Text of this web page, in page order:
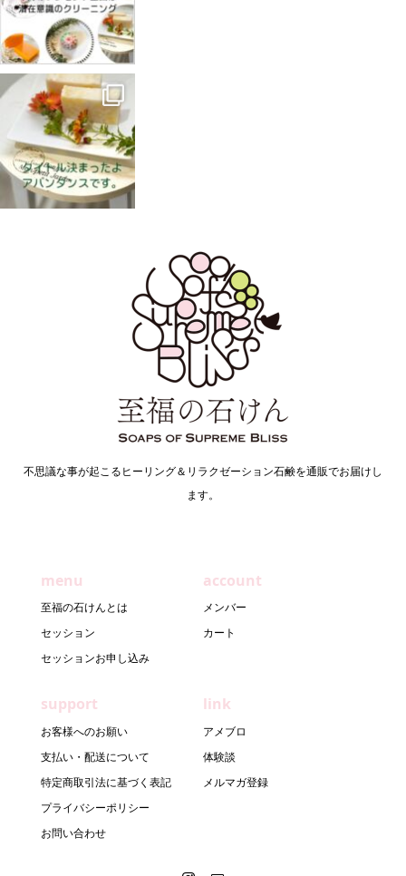
不思議な事が起こるヒーリング＆リラクゼーション石鹸を通販でお届けし
ます。
menu
至福の石けんとは
セッション
セッションお申し込み
account
メンバー
カート
support
お客様へのお願い
支払い・配送について
特定商取引法に基づく表記
プライバシーポリシー
お問い合わせ
link
アメブロ
体験談
メルマガ登録